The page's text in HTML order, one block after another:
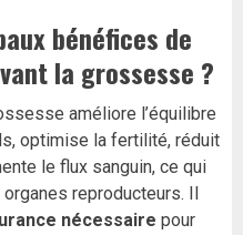
bénéfices de
la grossesse ?
améliore l’équilibre
optimise la fertilité, réduit
le flux sanguin, ce qui
reproducteurs. Il
nécessaire pour